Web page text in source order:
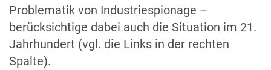
Problematik von Industriespionage –
berücksichtige dabei auch die Situation im 21.
Jahrhundert (vgl. die Links in der rechten
Spalte).